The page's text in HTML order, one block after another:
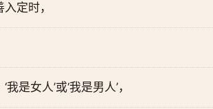
定时，
是女人’或‘我是男人’，